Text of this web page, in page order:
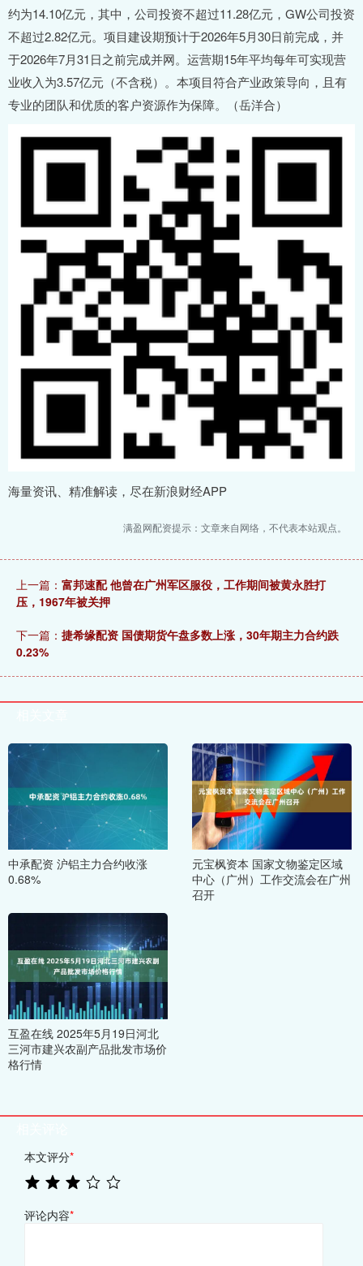
约为14.10亿元，其中，公司投资不超过11.28亿元，GW公司投资
不超过2.82亿元。项目建设期预计于2026年5月30日前完成，并
于2026年7月31日之前完成并网。运营期15年平均每年可实现营
业收入为3.57亿元（不含税）。本项目符合产业政策导向，且有
专业的团队和优质的客户资源作为保障。（岳洋合）
海量资讯、精准解读，尽在新浪财经APP
满盈网配资提示：文章来自网络，不代表本站观点。
上一篇： 富邦速配 他曾在广州军区服役，工作期间被黄永胜打
压，1967年被关押
下一篇： 捷希缘配资 国债期货午盘多数上涨，30年期主力合约跌
0.23%
中承配资 沪铝主力合约收涨
0.68%
元宝枫资本 国家文物鉴定区域
中心（广州）工作交流会在广州
召开
互盈在线 2025年5月19日河北
三河市建兴农副产品批发市场价
格行情
本文评分*
评论内容*